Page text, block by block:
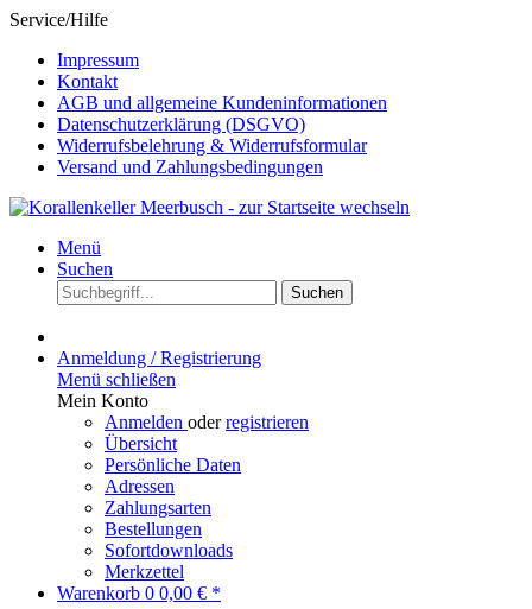
Service/Hilfe
Impressum
Kontakt
AGB und allgemeine Kundeninformationen
Datenschutzerklärung (DSGVO)
Widerrufsbelehrung & Widerrufsformular
Versand und Zahlungsbedingungen
Menü
Suchen
Suchen
Anmeldung / Registrierung
Menü schließen
Mein Konto
Anmelden oderregistrieren
Übersicht
Persönliche Daten
Adressen
Zahlungsarten
Bestellungen
Sofortdownloads
Merkzettel
Warenkorb 0 0,00 € *